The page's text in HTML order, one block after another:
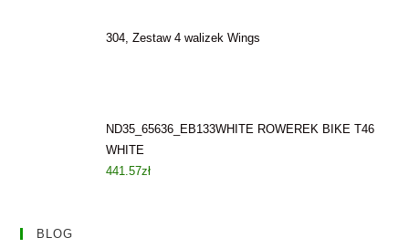
304, Zestaw 4 walizek Wings
ND35_65636_EB133WHITE ROWEREK BIKE T46
WHITE
441.57zł
BLOG